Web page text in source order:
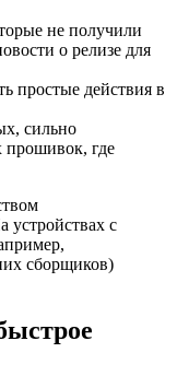
не получили
о релизе для
простые действия в
сильно
где
с
сборщиков)